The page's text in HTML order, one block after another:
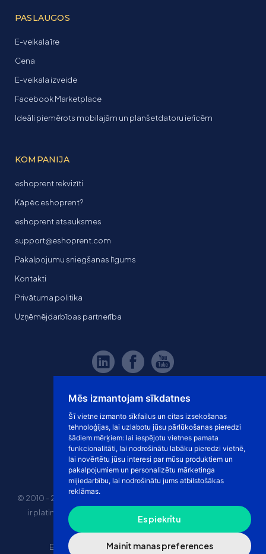
Mēs izmantojam sīkdatnes
Šī vietne izmanto sīkfailus un citas izsekošanas
tehnoloģijas, lai uzlabotu jūsu pārlūkošanas pieredzi
šādiem mērķiem: lai iespējotu vietnes pamata
funkcionalitāti, lai nodrošinātu labāku pieredzi vietnē,
lai novērtētu jūsu interesi par mūsu produktiem un
pakalpojumiem un personalizētu mārketinga
mijiedarbību, lai nodrošinātu jums atbilstošākas
reklāmas.
Es piekrītu
Mainīt manas preferences
PASLAUGOS
E-veikala īre
Cena
E-veikala izveide
Facebook Marketplace
Ideāli piemērots mobilajām un planšetdatoru ierīcēm
KOMPANIJA
eshoprent rekvizīti
Kāpēc eshoprent?
eshoprent atsauksmes
support@eshoprent.com
Pakalpojumu sniegšanas līgums
Kontakti
Privātuma politika
Uzņēmējdarbības partnerība
© 2010 - 2026 eshoprent prekinis ženklas saugomas. Kopijuoti
ir platinti svetainės turinį be sutikimo griežtai draudžiama.
Kainos nurodytos be PVM
E-veikala īres cena “Dropshipping” e-veikals